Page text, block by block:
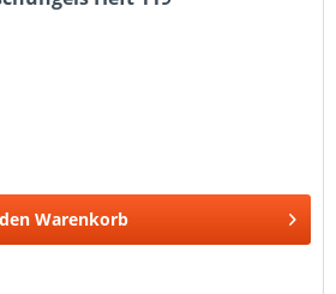
Warenkorb